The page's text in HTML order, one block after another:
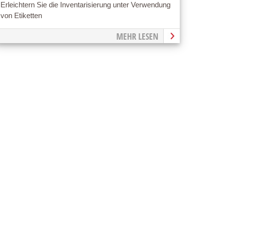
Erleichtern Sie die Inventarisierung unter Verwendung
von Etiketten
MEHR LESEN